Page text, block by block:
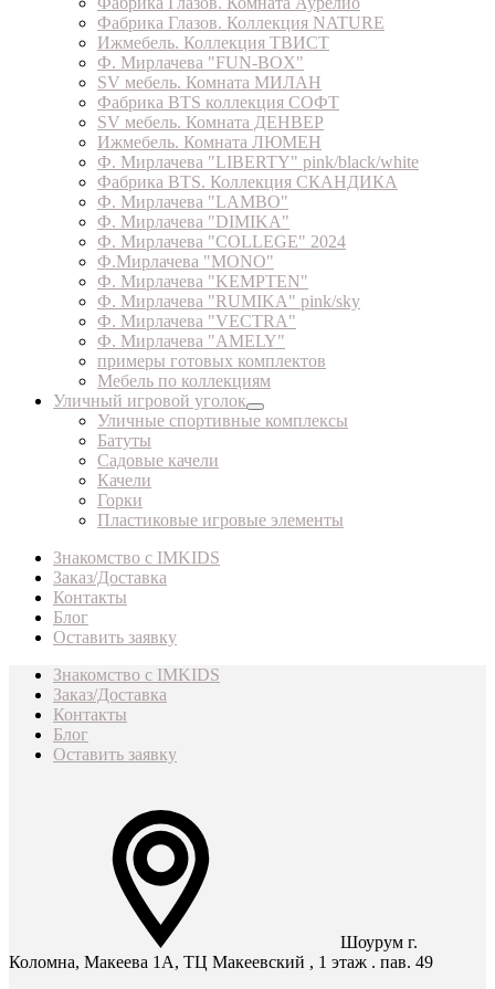
Фабрика Глазов. Коллекция NATURE
Ижмебель. Коллекция ТВИСТ
Ф. Мирлачева "FUN-BOX"
SV мебель. Комната МИЛАН
Фабрика BTS коллекция СОФТ
SV мебель. Комната ДЕНВЕР
Ижмебель. Комната ЛЮМЕН
Ф. Мирлачева "LIBERTY" pink/black/white
Фабрика BTS. Коллекция СКАНДИКА
Ф. Мирлачева "LAMBO"
Ф. Мирлачева "DIMIKA"
Ф. Мирлачева "COLLEGE" 2024
Ф.Мирлачева "MONO"
Ф. Мирлачева "KEMPTEN"
Ф. Мирлачева "RUMIKA" pink/sky
Ф. Мирлачева "VECTRA"
Ф. Мирлачева "AMELY"
примеры готовых комплектов
Мебель по коллекциям
Уличный игровой уголок
Уличные спортивные комплексы
Батуты
Садовые качели
Качели
Горки
Пластиковые игровые элементы
Знакомство с IMKIDS
Заказ/Доставка
Контакты
Блог
Оставить заявку
Знакомство с IMKIDS
Заказ/Доставка
Контакты
Блог
Оставить заявку
Шоурум г.
Коломна, Макеева 1А, ТЦ Макеевский , 1 этаж . пав. 49